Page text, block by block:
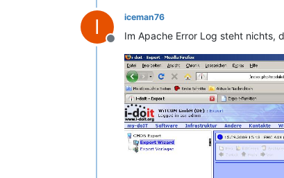
I
Offline
iceman76
Im Apache Error Log steht nichts,